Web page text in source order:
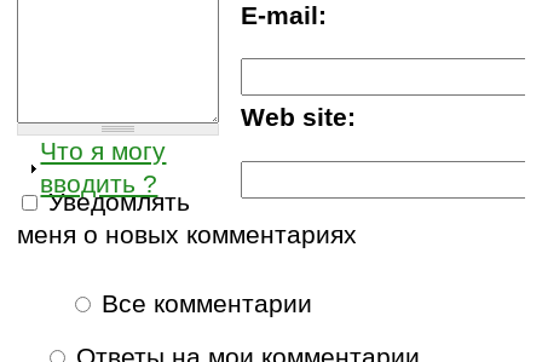
E-mail:
Web site:
Что я могу
вводить ?
Уведомлять
меня о новых комментариях
Все комментарии